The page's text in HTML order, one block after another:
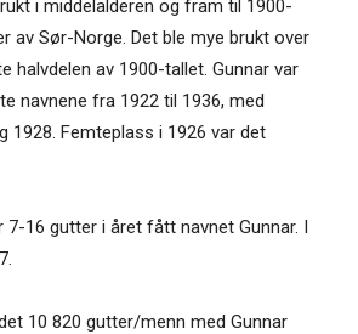
i middelalderen og fram til 1900-
av Sør-Norge. Det ble mye brukt over
halvdelen av 1900-tallet. Gunnar var
navnene fra 1922 til 1936, med
1928. Femteplass i 1926 var det
7-16 gutter i året fått navnet Gunnar. I
10 820 gutter/menn med Gunnar